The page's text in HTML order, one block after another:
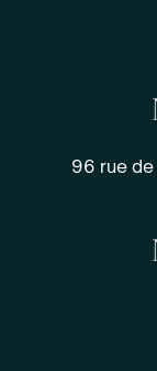
96 rue de